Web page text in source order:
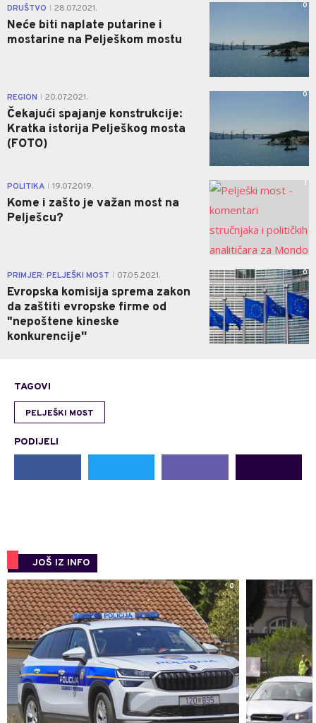
DRUŠTVO 28.07.2021.
Neće biti naplate putarine i
mostarine na Pelješkom mostu
0
REGION 20.07.2021.
Čekajući spajanje konstrukcije:
Kratka istorija Pelješkog mosta
(FOTO)
0
POLITIKA 19.07.2019.
Kome i zašto je važan most na
Pelješcu?
1
PRIMJER: PELJEŠKI MOST 07.05.2021.
Evropska komisija sprema zakon
da zaštiti evropske firme od
"nepoštene kineske
konkurencije''
0
TAGOVI
PELJEŠKI MOST
PODIJELI
JOŠ IZ INFO
0